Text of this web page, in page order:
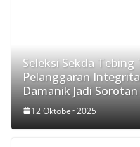
Seleksi Sekda
Pelanggaran
Damanik Jadi Sorotan
12 Oktober 2025